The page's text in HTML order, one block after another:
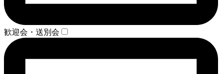
歓迎会・送別会